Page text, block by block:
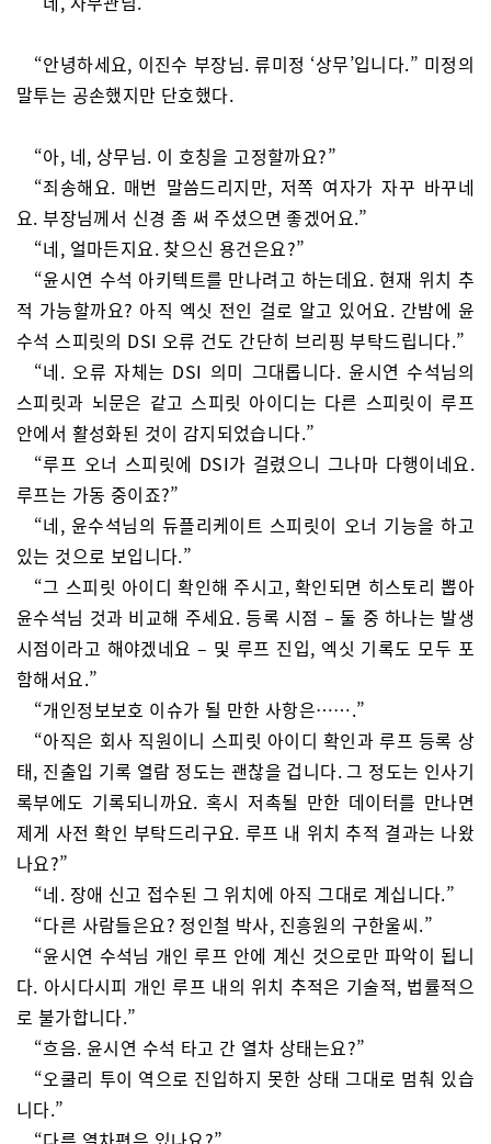
“안녕하세요, 이진수 부장님. 류미정 ‘상무’입니다.” 미정의
말투는 공손했지만 단호했다.
“아, 네, 상무님. 이 호칭을 고정할까요?”
“죄송해요. 매번 말씀드리지만, 저쪽 여자가 자꾸 바꾸네
요. 부장님께서 신경 좀 써 주셨으면 좋겠어요.”
“네, 얼마든지요. 찾으신 용건은요?”
“윤시연 수석 아키텍트를 만나려고 하는데요. 현재 위치 추
적 가능할까요? 아직 엑싯 전인 걸로 알고 있어요. 간밤에 윤
수석 스피릿의 DSI 오류 건도 간단히 브리핑 부탁드립니다.”
“네. 오류 자체는 DSI 의미 그대롭니다. 윤시연 수석님의
스피릿과 뇌문은 같고 스피릿 아이디는 다른 스피릿이 루프
안에서 활성화된 것이 감지되었습니다.”
“루프 오너 스피릿에 DSI가 걸렸으니 그나마 다행이네요.
루프는 가동 중이죠?”
“네, 윤수석님의 듀플리케이트 스피릿이 오너 기능을 하고
있는 것으로 보입니다.”
“그 스피릿 아이디 확인해 주시고, 확인되면 히스토리 뽑아
윤수석님 것과 비교해 주세요. 등록 시점 – 둘 중 하나는 발생
시점이라고 해야겠네요 – 및 루프 진입, 엑싯 기록도 모두 포
함해서요.”
“개인정보보호 이슈가 될 만한 사항은…….”
“아직은 회사 직원이니 스피릿 아이디 확인과 루프 등록 상
태, 진출입 기록 열람 정도는 괜찮을 겁니다. 그 정도는 인사기
록부에도 기록되니까요. 혹시 저촉될 만한 데이터를 만나면
제게 사전 확인 부탁드리구요. 루프 내 위치 추적 결과는 나왔
나요?”
“네. 장애 신고 접수된 그 위치에 아직 그대로 계십니다.”
“다른 사람들은요? 정인철 박사, 진흥원의 구한울씨.”
“윤시연 수석님 개인 루프 안에 계신 것으로만 파악이 됩니
다. 아시다시피 개인 루프 내의 위치 추적은 기술적, 법률적으
로 불가합니다.”
“흐음. 윤시연 수석 타고 간 열차 상태는요?”
“오쿨리 투이 역으로 진입하지 못한 상태 그대로 멈춰 있습
니다.”